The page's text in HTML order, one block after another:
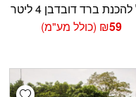
להכנת ברד דובדבן 4 ליטר
₪59 (כולל מע"מ)